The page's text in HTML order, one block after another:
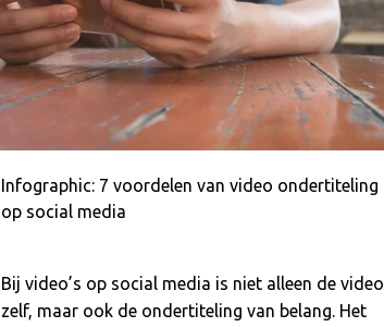
Infographic: 7 voordelen van video ondertiteling
op social media
Bij video’s op social media is niet alleen de video
zelf, maar ook de ondertiteling van belang. Het